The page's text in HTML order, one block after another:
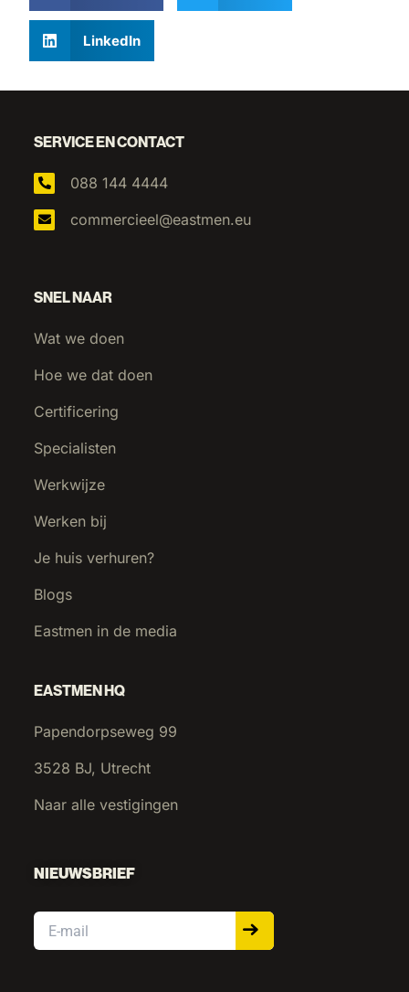
LinkedIn
SERVICE EN CONTACT
088 144 4444
commercieel@eastmen.eu
SNEL NAAR
Wat we doen
Hoe we dat doen
Certificering
Specialisten
Werkwijze
Werken bij
Je huis verhuren?
Blogs
Eastmen in de media
EASTMEN HQ
Papendorpseweg 99
3528 BJ, Utrecht
Naar alle vestigingen
NIEUWSBRIEF
Email